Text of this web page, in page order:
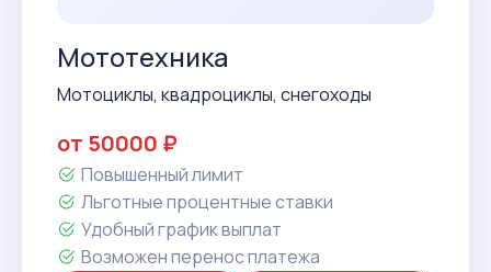
Мототехника
Мотоциклы, квадроциклы, снегоходы
от 50000 ₽
Повышенный лимит
Льготные процентные ставки
Удобный график выплат
Возможен перенос платежа